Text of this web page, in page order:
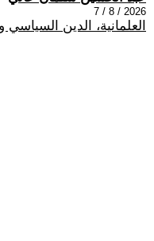
2026 / 8 / 7
العلمانية، الدين السياسي